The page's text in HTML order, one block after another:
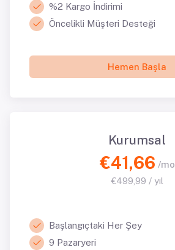
%2 Kargo İndirimi
Öncelikli Müşteri Desteği
Hemen Başla
Kurumsal
€41,66 /mo
€499,99 / yıl
Başlangıçtaki Her Şey
9 Pazaryeri